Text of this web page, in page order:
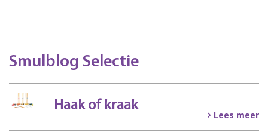
Smulblog Selectie
Haak of kraak
Lees meer